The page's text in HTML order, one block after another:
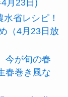
月23日)
省レシピ！
（4月23日放
が旬の春
春巻き風な